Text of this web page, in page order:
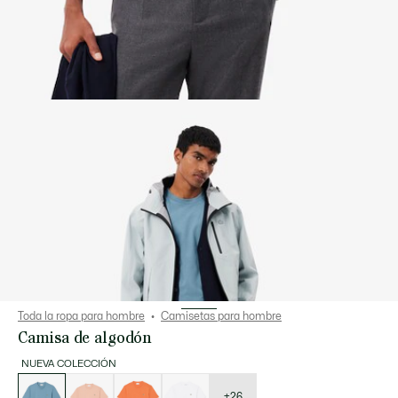
Toda la ropa para hombre Camisetas para hombre
Camisa de algodón
NUEVA COLECCIÓN
de
variaciones